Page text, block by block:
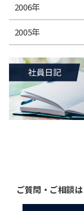
2006年
2005年
ご質問・ご相談